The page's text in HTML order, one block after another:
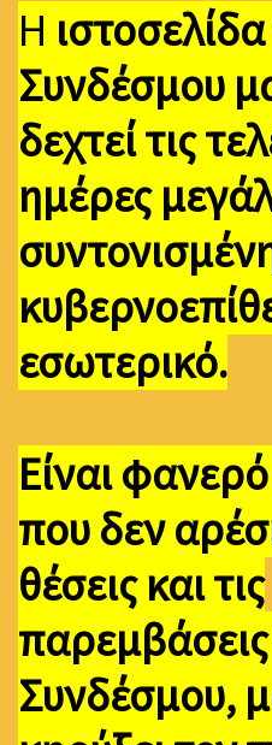
Η
Συνδέσμου
δεχτεί τις
ημέρες
εσωτερικό.
Είναι
που δεν
θέσεις και τις
Συνδέσμου,